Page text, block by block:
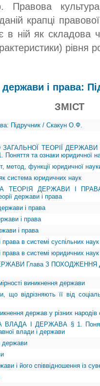
Правова
крапці
в ній як складова
рівня
держави і права:
ЗМІСТ
Підручник / Скакун О.Ф.
ЗАГАЛЬНОЇ ТЕОРІЇ
та ознаки юридичної
метод, функції юридичної
система юридичних наук
ТЕОРІЯ ДЕРЖАВИ І
держави і права
і права
і права
і права
в системі суспільних наук
права в системі юридичних наук
Глава З ПОХОДЖЕННЯ
виникнення держави
відрізняють її від
держав у різних народів
І ДЕРЖАВА § 1.
влади і держави
держави
і його співвідношення із